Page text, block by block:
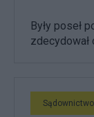
Były poseł
zdecydował
Sądownictwo